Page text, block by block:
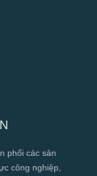
phối các sản
công nghiệp,